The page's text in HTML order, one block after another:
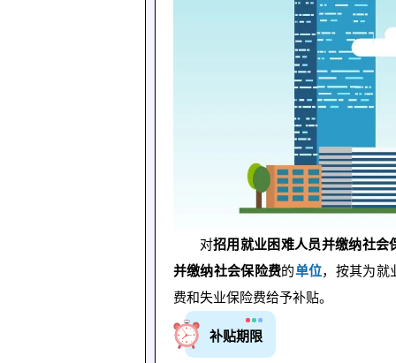
对招用就业困难人员并缴纳社会
并缴纳社会保险费的单位，按其为就
费和失业保险费给予补贴。
补贴期限